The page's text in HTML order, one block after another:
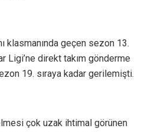
klasmanında geçen sezon 13.
Ligi’ne direkt takım gönderme
19. sıraya kadar gerilemişti.
çok uzak ihtimal görünen